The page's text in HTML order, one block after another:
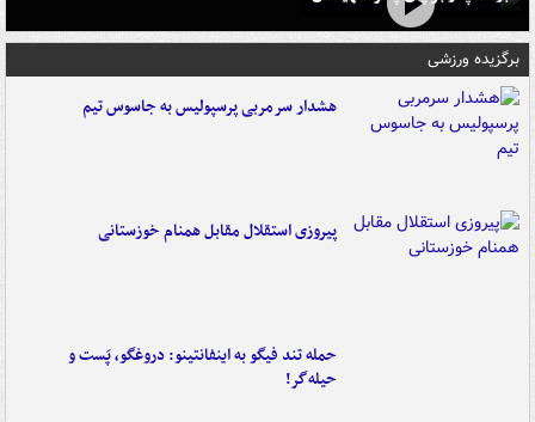
برگزیده ورزشی
هشدار سرمربی پرسپولیس به جاسوس تیم
پیروزی استقلال مقابل همنام خوزستانی
حمله تند فیگو به اینفانتینو: دروغگو، پَست‌ و
حیله‌گر!